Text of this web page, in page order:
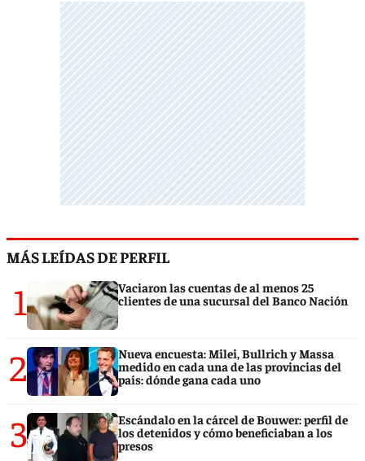
MÁS LEÍDAS DE PERFIL
1
Vaciaron las cuentas de al menos 25
clientes de una sucursal del Banco Nación
2
Nueva encuesta: Milei, Bullrich y Massa
medido en cada una de las provincias del
país: dónde gana cada uno
3
Escándalo en la cárcel de Bouwer: perfil de
los detenidos y cómo beneficiaban a los
presos